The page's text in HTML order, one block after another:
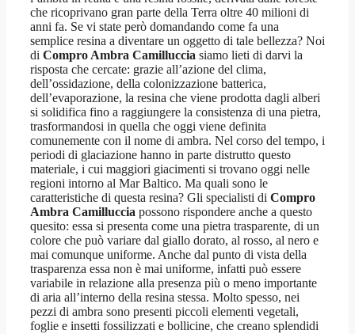
che ricoprivano gran parte della Terra oltre 40 milioni di
anni fa. Se vi state però domandando come fa una
semplice resina a diventare un oggetto di tale bellezza? Noi
di Compro Ambra Camilluccia siamo lieti di darvi la
risposta che cercate: grazie all’azione del clima,
dell’ossidazione, della colonizzazione batterica,
dell’evaporazione, la resina che viene prodotta dagli alberi
si solidifica fino a raggiungere la consistenza di una pietra,
trasformandosi in quella che oggi viene definita
comunemente con il nome di ambra. Nel corso del tempo, i
periodi di glaciazione hanno in parte distrutto questo
materiale, i cui maggiori giacimenti si trovano oggi nelle
regioni intorno al Mar Baltico. Ma quali sono le
caratteristiche di questa resina? Gli specialisti di Compro
Ambra Camilluccia possono rispondere anche a questo
quesito: essa si presenta come una pietra trasparente, di un
colore che può variare dal giallo dorato, al rosso, al nero e
mai comunque uniforme. Anche dal punto di vista della
trasparenza essa non è mai uniforme, infatti può essere
variabile in relazione alla presenza più o meno importante
di aria all’interno della resina stessa. Molto spesso, nei
pezzi di ambra sono presenti piccoli elementi vegetali,
foglie e insetti fossilizzati e bollicine, che creano splendidi